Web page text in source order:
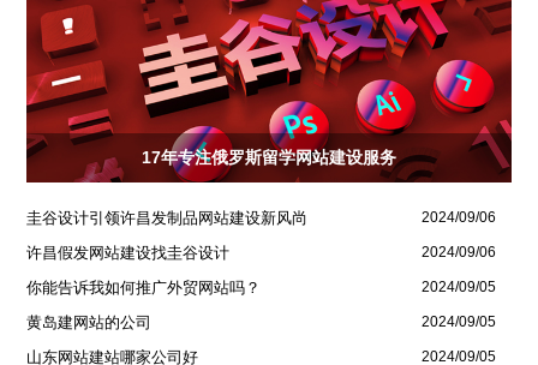
17年专注俄罗斯留学网站建设服务
圭谷设计引领许昌发制品网站建设新风尚 2024/09/06
许昌假发网站建设找圭谷设计 2024/09/06
你能告诉我如何推广外贸网站吗？ 2024/09/05
黄岛建网站的公司 2024/09/05
山东网站建站哪家公司好 2024/09/05